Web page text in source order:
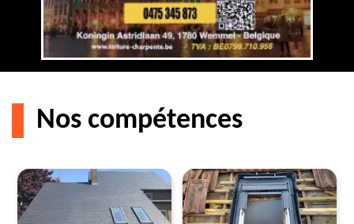
Nos compétences